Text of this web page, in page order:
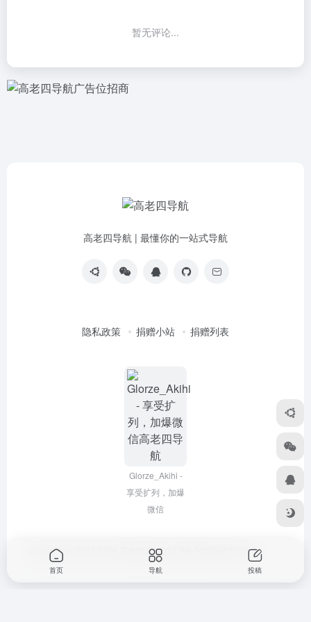
暂无评论...
高老四导航 | 最懂你的一站式导航
隐私政策 捐赠小站 捐赠列表
Glorze_Akihi -
享受扩列，加爆
微信
Copyright © 2022-2026 高老四导航 浙ICP备2020045320号-3
首页 导航 投稿